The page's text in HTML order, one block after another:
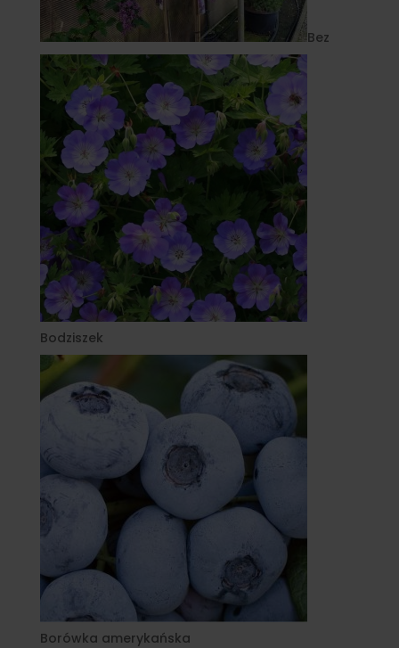
Bez
Bodziszek
Borówka amerykańska